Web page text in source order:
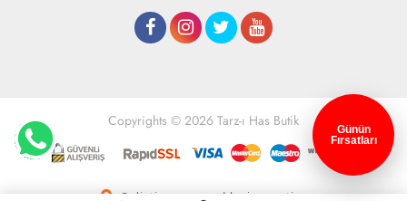
Copyrights © 2026 Tarz-ı Has Butik
Geliştir - powered by innovation
Günün
Fırsatları